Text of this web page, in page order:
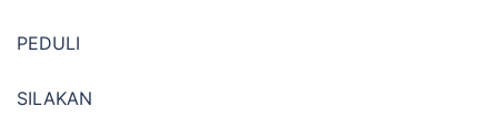
PEDULI
SILAKAN